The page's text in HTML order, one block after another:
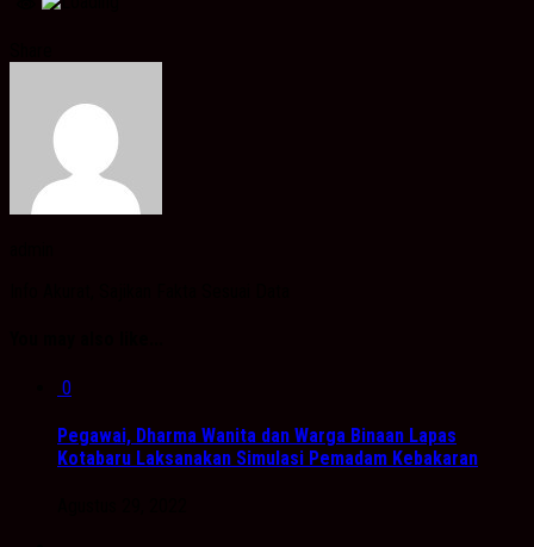
0
Pegawai, Dharma Wanita dan Warga Binaan Lapas
Kotabaru Laksanakan Simulasi Pemadam Kebakaran